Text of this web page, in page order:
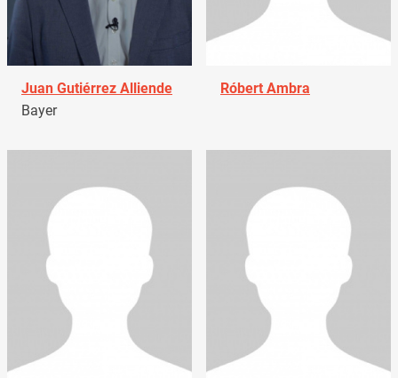
Juan Gutiérrez Alliende
Bayer
Róbert Ambra